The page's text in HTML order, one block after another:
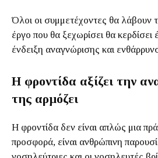
Όλοι οι συμμετέχοντες θα λάβουν
έργο που θα ξεχωρίσει θα
ένδειξη αναγνώρισης και
Η φροντίδα αξίζει την
της αρμόζει
Η φροντίδα δεν είναι απλώς μια
προσφορά, είναι ανθρώπινη